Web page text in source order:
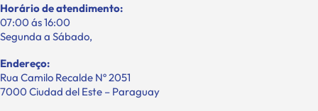
Horário de atendimento:
07:00 ás 16:00
Segunda a Sábado,
Endereço:
Rua Camilo Recalde Nº 2051
7000 Ciudad del Este – Paraguay